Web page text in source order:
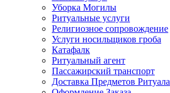
Уборка Могилы
Ритуальные услуги
Религиозное сопровождение
Услуги носильщиков гроба
Катафалк
Ритуальный агент
Пассажирский транспорт
Доставка Предметов Ритуала